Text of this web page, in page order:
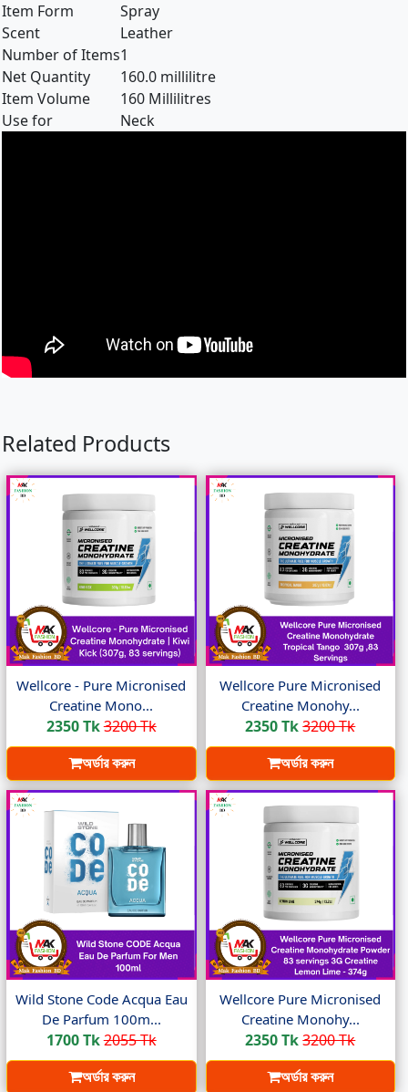
Item Form
Spray
Scent
Leather
Number of Items1
Net Quantity
160.0 millilitre
Item Volume
160 Millilitres
Use for
Neck
Related Products
Wellcore - Pure Micronised
Creatine Mono...
2350 Tk3200 Tk
অর্ডার করুন
Wellcore Pure Micronised
Creatine Monohy...
2350 Tk3200 Tk
অর্ডার করুন
Wild Stone Code Acqua Eau
De Parfum 100m...
1700 Tk2055 Tk
অর্ডার করুন
Wellcore Pure Micronised
Creatine Monohy...
2350 Tk3200 Tk
অর্ডার করুন